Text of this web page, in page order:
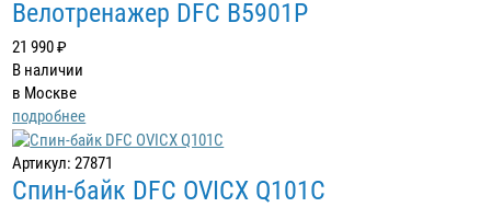
Велотренажер DFC B5901P
21 990 ₽
В наличии
в Москве
подробнее
Артикул: 27871
Спин-байк DFC OVICX Q101C